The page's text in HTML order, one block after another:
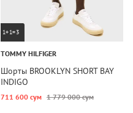
1+1=3
TOMMY HILFIGER
Шорты BROOKLYN SHORT BAY
INDIGO
711 600 сум 1 779 000 сум